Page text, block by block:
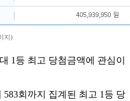
지)
1등 최고 당첨금액에 관심이
회까지 집계된 최고 1등 당